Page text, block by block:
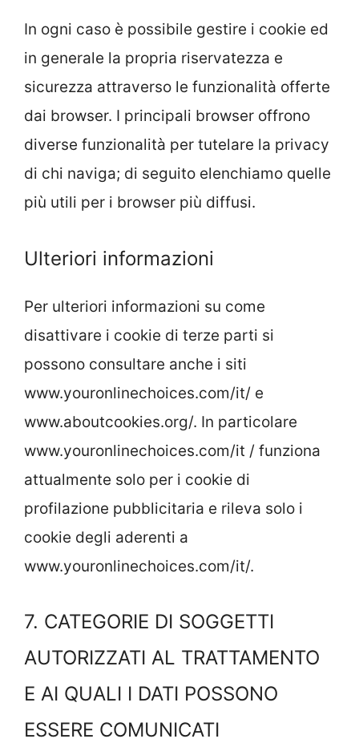
In ogni caso è possibile gestire i cookie ed
in generale la propria riservatezza e
sicurezza attraverso le funzionalità offerte
dai browser. I principali browser offrono
diverse funzionalità per tutelare la privacy
di chi naviga; di seguito elenchiamo quelle
più utili per i browser più diffusi.
Ulteriori informazioni
Per ulteriori informazioni su come
disattivare i cookie di terze parti si
possono consultare anche i siti
www.youronlinechoices.com/it/ e
www.aboutcookies.org/. In particolare
www.youronlinechoices.com/it / funziona
attualmente solo per i cookie di
profilazione pubblicitaria e rileva solo i
cookie degli aderenti a
www.youronlinechoices.com/it/.
7. CATEGORIE DI SOGGETTI
AUTORIZZATI AL TRATTAMENTO
E AI QUALI I DATI POSSONO
ESSERE COMUNICATI